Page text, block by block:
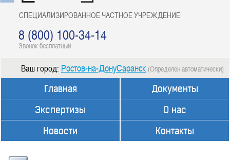
СПЕЦИАЛИЗИРОВАННОЕ ЧАСТНОЕ УЧРЕЖДЕНИЕ
8 (800) 100-34-14
Звонок бесплатный
Ваш город: Ростов-на-ДонуСаранск (Определен автоматически)
Главная
Экспертизы
Новости
Документы
О нас
Контакты